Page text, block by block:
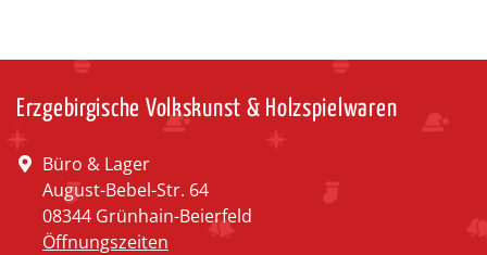
Erzgebirgische Volkskunst & Holzspielwaren
Büro & Lager
August-Bebel-Str. 64
08344 Grünhain-Beierfeld
Öffnungszeiten